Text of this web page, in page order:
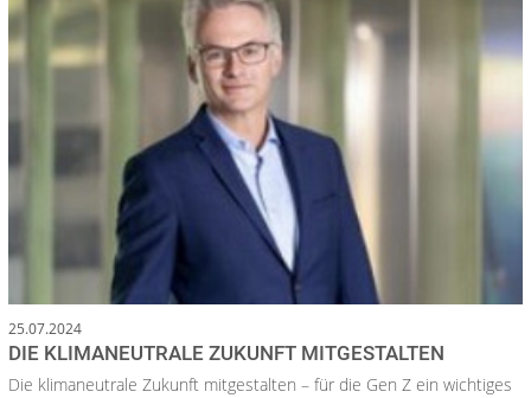
25.07.2024
DIE KLIMANEUTRALE ZUKUNFT MITGESTALTEN
Die klimaneutrale Zukunft mitgestalten – für die Gen Z ein wichtiges